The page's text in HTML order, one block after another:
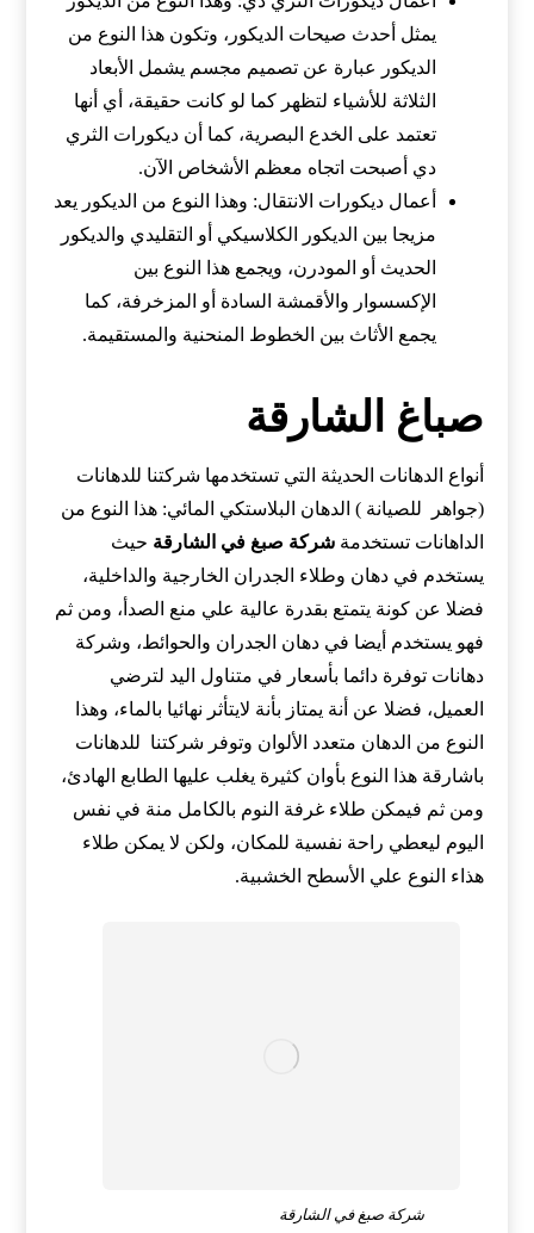
يمثل أحدث صيحات الديكور، وتكون هذا النوع من
الديكور عبارة عن تصميم مجسم يشمل الأبعاد
الثلاثة للأشياء لتظهر كما لو كانت حقيقة، أي أنها
تعتمد على الخدع البصرية، كما أن ديكورات الثري
دي أصبحت اتجاه معظم الأشخاص الآن.
أعمال ديكورات الانتقال: وهذا النوع من الديكور يعد
مزيجا بين الديكور الكلاسيكي أو التقليدي والديكور
الحديث أو المودرن، ويجمع هذا النوع بين
الإكسسوار والأقمشة السادة أو المزخرفة، كما
يجمع الأثاث بين الخطوط المنحنية والمستقيمة.
صباغ الشارقة
أنواع الدهانات الحديثة التي تستخدمها شركتنا للدهانات
(جواهر للصيانة ) الدهان البلاستكي المائي: هذا النوع من
الداهانات تستخدمةشركة صبغ في الشارقة حيث
يستخدم في دهان وطلاء الجدران الخارجية والداخلية،
فضلا عن كونة يتمتع بقدرة عالية علي منع الصدأ، ومن ثم
فهو يستخدم أيضا في دهان الجدران والحوائط، وشركة
دهانات توفرة دائما بأسعار في متناول اليد لترضي
العميل، فضلا عن أنة يمتاز بأنة لايتأثر نهائيا بالماء، وهذا
النوع من الدهان متعدد الألوان وتوفر شركتنا للدهانات
باشارقة هذا النوع بأوان كثيرة يغلب عليها الطابع الهادئ،
ومن ثم فيمكن طلاء غرفة النوم بالكامل منة في نفس
اليوم ليعطي راحة نفسية للمكان، ولكن لا يمكن طلاء
هذاء النوع علي الأسطح الخشبية.
شركة صبغ في الشارقة